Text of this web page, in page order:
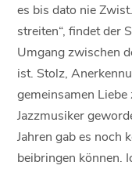
es bis dato nie
streiten“, findet der
Umgang zwischen
ist. Stolz,
gemeinsamen
Jazzmusiker
Jahren gab es noch
beibringen können.